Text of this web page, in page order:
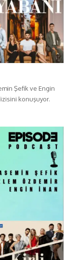
Şefik ve Engin
konuşuyor.